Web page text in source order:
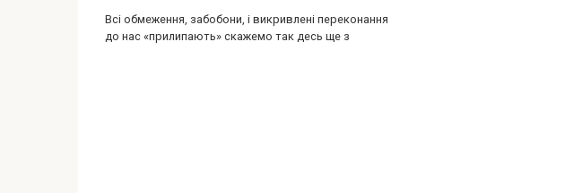
Всі обмеження, забобони, і викривлені переконання
до нас «прилипають» скажемо так десь ще з